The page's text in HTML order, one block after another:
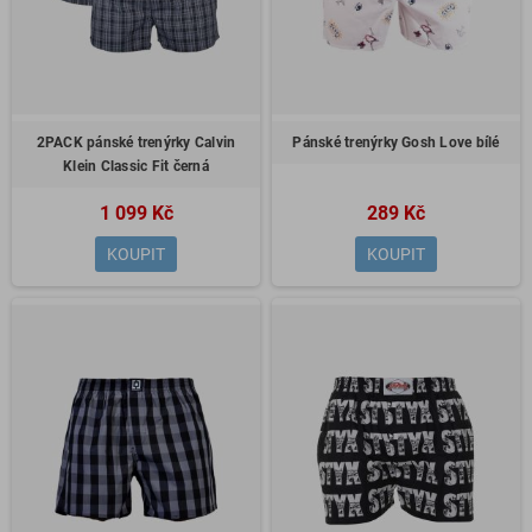
2PACK pánské trenýrky Calvin
Klein Classic Fit černá
1 099 Kč
KOUPIT
Pánské trenýrky Gosh Love bílé
289 Kč
KOUPIT